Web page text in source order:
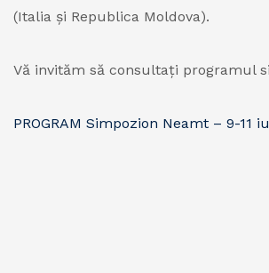
(Italia și Republica Moldova).
Vă invităm să consultați programul
PROGRAM Simpozion Neamt – 9-11